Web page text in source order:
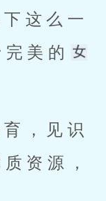
美的
资源，